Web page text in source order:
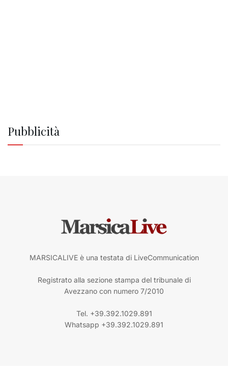
Pubblicità
MARSICALIVE è una testata di LiveCommunication
Registrato alla sezione stampa del tribunale di
Avezzano con numero 7/2010
Tel. +39.392.1029.891
Whatsapp +39.392.1029.891